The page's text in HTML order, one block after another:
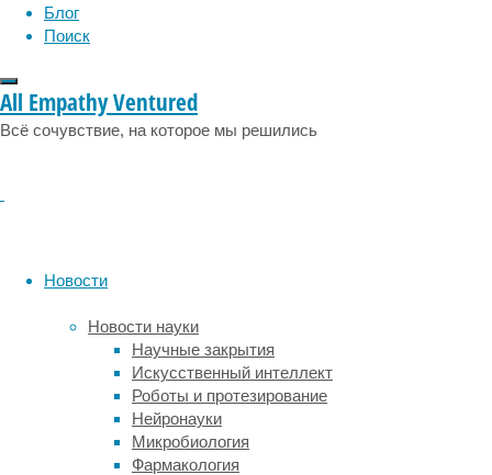
Блог
Поиск
All Empathy Ventured
Всё сочувствие, на которое мы решились
Новости
Новости науки
Научные закрытия
Искусственный интеллект
Роботы и протезирование
Нейронауки
Микробиология
Фармакология
или
проходит
отбеливание
уместным,
когда
его
лучше
отложить.